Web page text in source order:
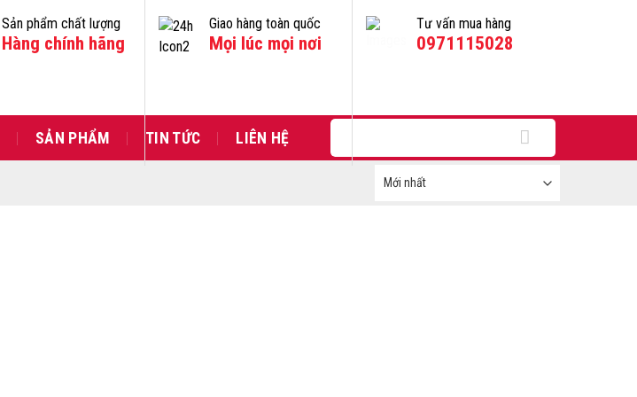
Sản phẩm chất lượng
Hàng chính hãng
Giao hàng toàn quốc
Mọi lúc mọi nơi
Tư vấn mua hàng
0971115028
SẢN PHẨM TIN TỨC LIÊN HỆ
kiếm: